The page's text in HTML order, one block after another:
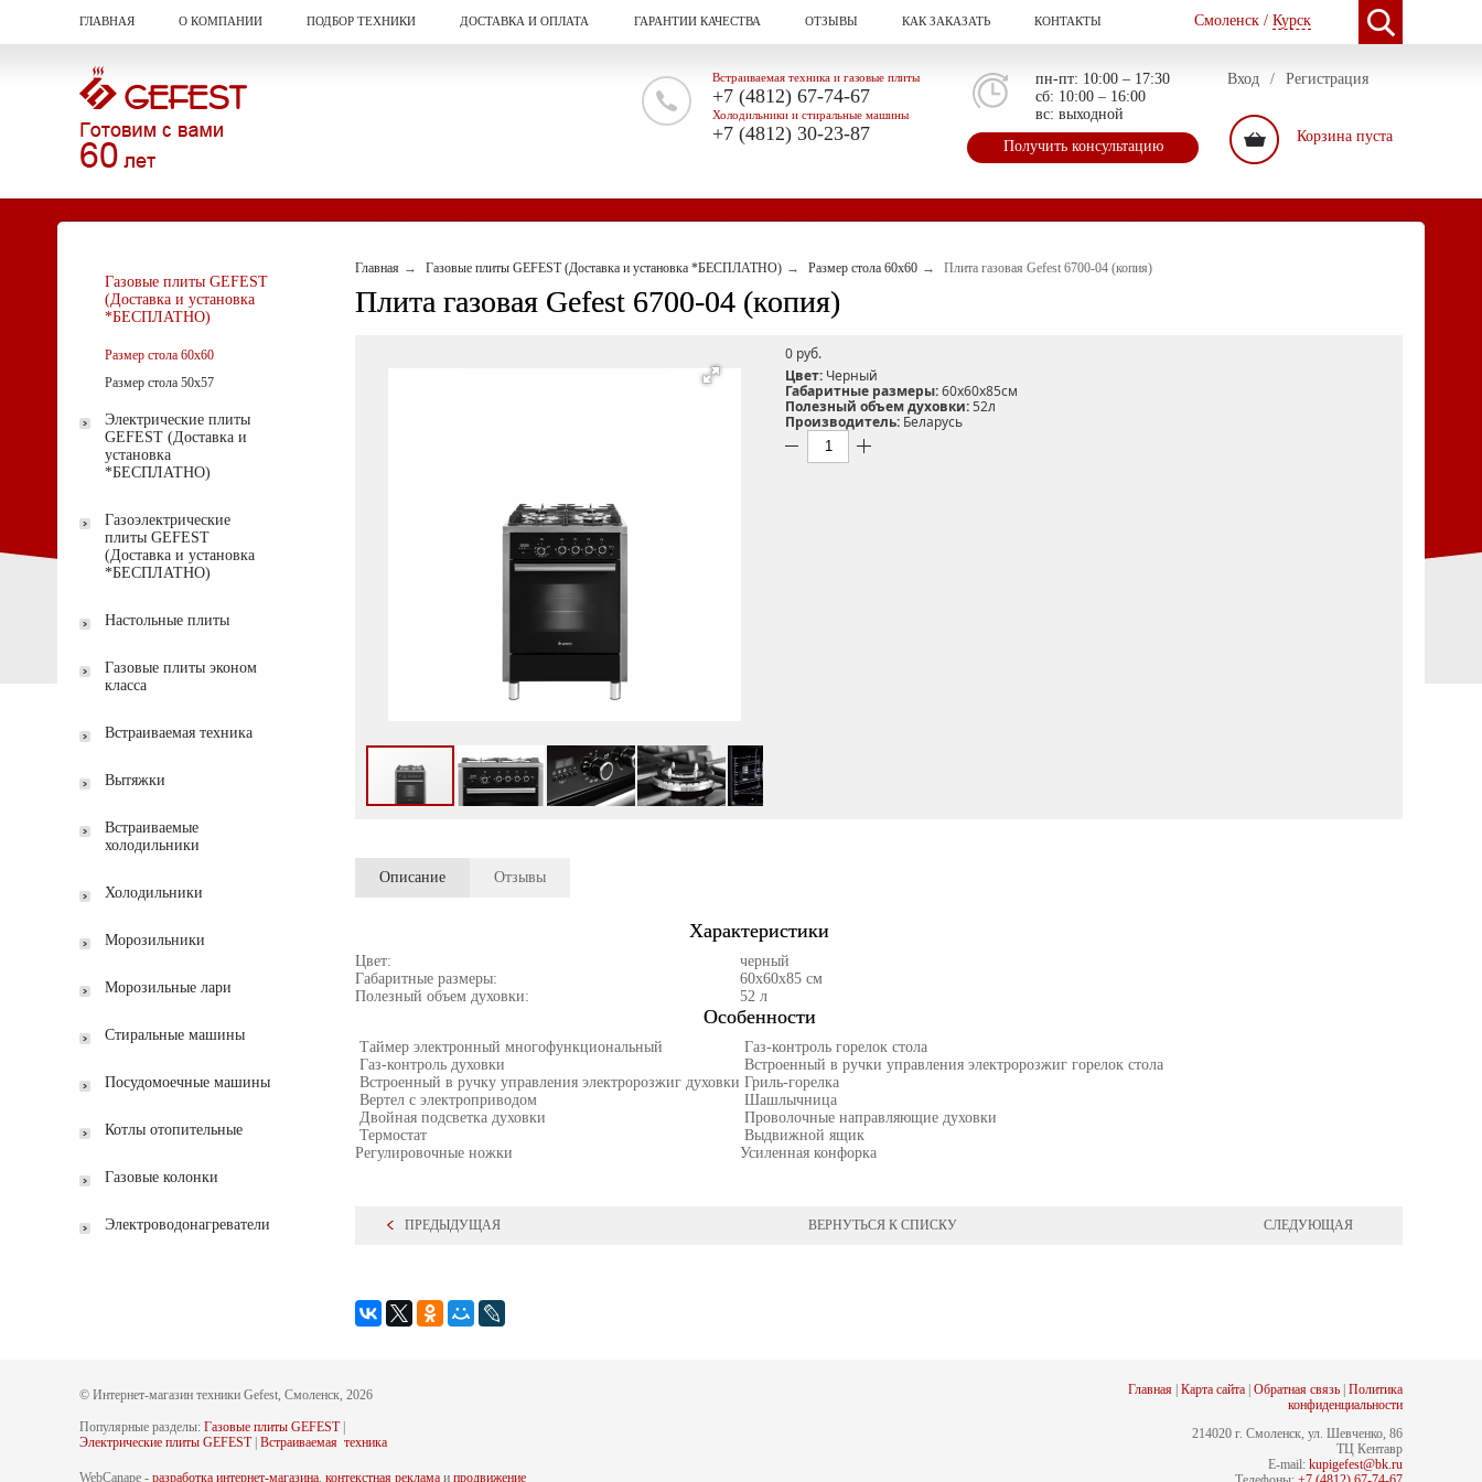
Получить консультацию
пн-пт: 10:00 – 17:30
сб: 10:00 – 16:00
вс: выходной
Встраиваемая техника и газовые плиты
+7 (4812) 67-74-67
Холодильники и стиральные машины
+7 (4812) 30-23-87
Смоленск / Курск
ГЛАВНАЯ О КОМПАНИИ ПОДБОР ТЕХНИКИ ДОСТАВКА И ОПЛАТА ГАРАНТИИ КАЧЕСТВА ОТЗЫВЫ КАК ЗАКАЗАТЬ КОНТАКТЫ
Вход / Регистрация
Корзина пуста
Главная Газовые плиты GEFEST (Доставка и установка *БЕСПЛАТНО) Размер стола 60х60 Плита газовая Gefest 6700-04 (копия)
Плита газовая Gefest 6700-04 (копия)
0 pуб.
Цвет: Черный
Габаритные размеры:60х60х85см
Полезный объем духовки:52л
Производитель: Беларусь
Описание Отзывы
Характеристики
Цвет:
черный
Габаритные размеры:
60х60х85 см
Полезный объем духовки:
52 л
Особенности
Таймер электронный многофункциональный
Газ-контроль горелок стола
Газ-контроль духовки
Встроенный в ручки управления электророзжиг горелок стола
Встроенный в ручку управления электророзжиг духовки Гриль-горелка
Вертел с электроприводом
Шашлычница
Двойная подсветка духовки
Проволочные направляющие духовки
Термостат
Выдвижной ящик
Регулировочные ножки
Усиленная конфорка
ПРЕДЫДУЩАЯ ВЕРНУТЬСЯ К СПИСКУ СЛЕДУЮЩАЯ
Газовые плиты GEFEST
(Доставка и установка
*БЕСПЛАТНО)
Размер стола 60х60
Размер стола 50х57
Электрические плиты
GEFEST (Доставка и
установка
*БЕСПЛАТНО)
Газоэлектрические
плиты GEFEST
(Доставка и установка
*БЕСПЛАТНО)
Настольные плиты
Газовые плиты эконом
класса
Встраиваемая техника
Вытяжки
Встраиваемые
холодильники
Холодильники
Морозильники
Морозильные лари
Стиральные машины
Посудомоечные машины
Котлы отопительные
Газовые колонки
Электроводонагреватели
© Интернет-магазин техники Gefest, Смоленск, 2026
Популярные разделы: Газовые плиты GEFEST|
Электрические плиты GEFEST| Встраиваемая техника
214020 г. Смоленск, ул. Шевченко, 86
ТЦ Кентавр
E-mail: kupigefest@bk.ru
Главная Карта сайта Обратная связь Политика
конфиденциальности
WebCanape - разработка интернет-магазина, контекстная реклама и продвижение